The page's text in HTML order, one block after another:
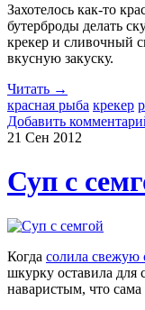
Захотелось как-то
бутерброды делать
крекер и сливочный
вкусную закуску.
Читать →
красная рыба крекер
Добавить
21 Сен 2012
Суп с
Когда солила свежую
шкурку оставила
наваристым, что